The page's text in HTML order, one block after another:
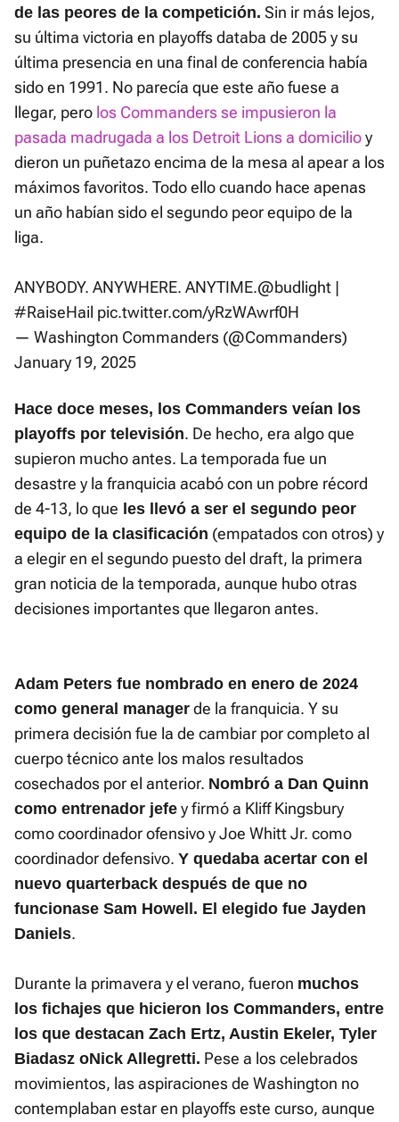
de las peores de la competición. Sin ir más lejos,
su última victoria en playoffs databa de 2005 y su
última presencia en una final de conferencia había
sido en 1991. No parecía que este año fuese a
llegar, pero los Commanders se impusieron la
pasada madrugada a los Detroit Lions a domicilioy
dieron un puñetazo encima de la mesa al apear a los
máximos favoritos. Todo ello cuando hace apenas
un año habían sido el segundo peor equipo de la
liga.
ANYBODY. ANYWHERE. ANYTIME.@budlight |
#RaiseHail pic.twitter.com/yRzWAwrf0H
— Washington Commanders (@Commanders)
January 19, 2025
Hace doce meses, los Commanders veían los
playoffs por televisión. De hecho, era algo que
supieron mucho antes. La temporada fue un
desastre y la franquicia acabó con un pobre récord
de 4-13, lo que les llevó a ser el segundo peor
equipo de la clasificación (empatados con otros) y
a elegir en el segundo puesto del draft, la primera
gran noticia de la temporada, aunque hubo otras
decisiones importantes que llegaron antes.
Adam Peters fue nombrado en enero de 2024
como general manager de la franquicia. Y su
primera decisión fue la de cambiar por completo al
cuerpo técnico ante los malos resultados
cosechados por el anterior. Nombró a Dan Quinn
como entrenador jefe y firmó a Kliff Kingsbury
como coordinador ofensivo y Joe Whitt Jr. como
coordinador defensivo. Y quedaba acertar con el
nuevo quarterback después de que no
funcionase Sam Howell. El elegido fue Jayden
Daniels.
Durante la primavera y el verano, fueron muchos
los fichajes que hicieron los Commanders, entre
los que destacan Zach Ertz, Austin Ekeler, Tyler
Biadasz oNick Allegretti. Pese a los celebrados
movimientos, las aspiraciones de Washington no
contemplaban estar en playoffs este curso, aunque